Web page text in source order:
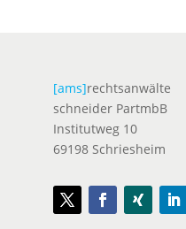
[ams]rechtsanwälte
schneider PartmbB
Institutweg 10
69198 Schriesheim